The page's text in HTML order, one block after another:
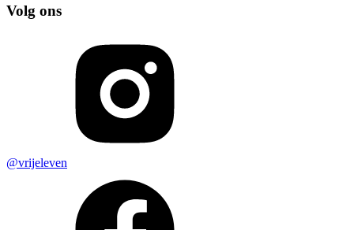
Volg ons
@vrijeleven